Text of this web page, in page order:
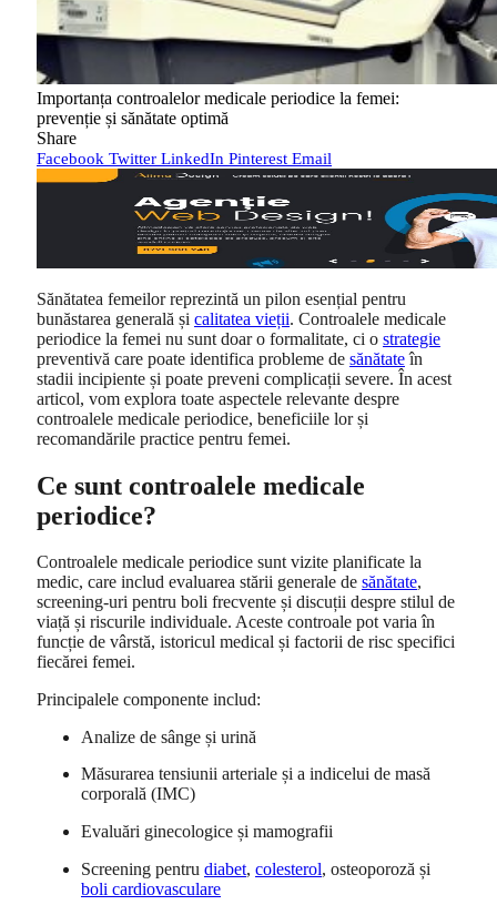
Importanța controalelor medicale periodice la femei:
prevenție și sănătate optimă
Share
Facebook Twitter LinkedIn Pinterest Email
Sănătatea femeilor reprezintă un pilon esențial pentru
bunăstarea generală și calitatea vieții. Controalele medicale
periodice la femei nu sunt doar o formalitate, ci o strategie
preventivă care poate identifica probleme de sănătateîn
stadii incipiente și poate preveni complicații severe. În acest
articol, vom explora toate aspectele relevante despre
controalele medicale periodice, beneficiile lor și
recomandările practice pentru femei.
Ce sunt controalele medicale
periodice?
Controalele medicale periodice sunt vizite planificate la
medic, care includ evaluarea stării generale de sănătate,
screening-uri pentru boli frecvente și discuții despre stilul de
viață și riscurile individuale. Aceste controale pot varia în
funcție de vârstă, istoricul medical și factorii de risc specifici
fiecărei femei.
Principalele componente includ:
Analize de sânge și urină
Măsurarea tensiunii arteriale și a indicelui de masă
corporală (IMC)
Evaluări ginecologice și mamografii
Screening pentru diabet, colesterol, osteoporoză și
boli cardiovasculare